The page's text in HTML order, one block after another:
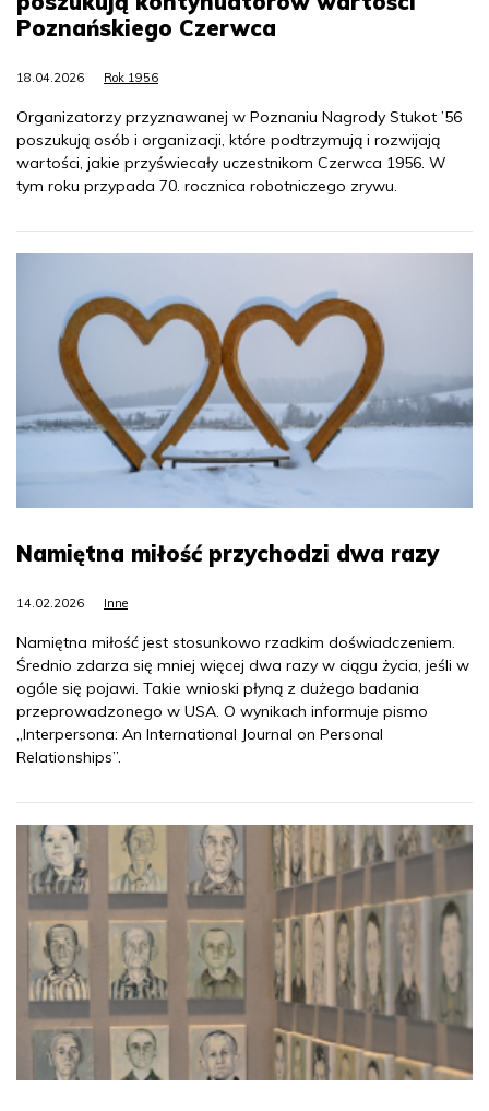
Poznańskiego Czerwca
18.04.2026 Rok 1956
Organizatorzy przyznawanej w Poznaniu Nagrody Stukot ’56
poszukują osób i organizacji, które podtrzymują i rozwijają
wartości, jakie przyświecały uczestnikom Czerwca 1956. W
tym roku przypada 70. rocznica robotniczego zrywu.
Namiętna miłość przychodzi dwa razy
14.02.2026 Inne
Namiętna miłość jest stosunkowo rzadkim doświadczeniem.
Średnio zdarza się mniej więcej dwa razy w ciągu życia, jeśli w
ogóle się pojawi. Takie wnioski płyną z dużego badania
przeprowadzonego w USA. O wynikach informuje pismo
„Interpersona: An International Journal on Personal
Relationships”.